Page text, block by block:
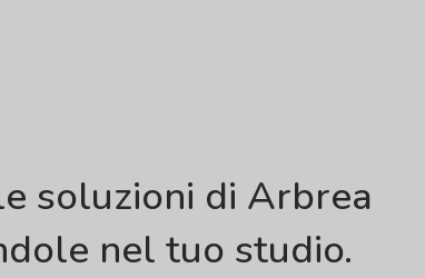
soluzioni di Arbrea
nel tuo studio.